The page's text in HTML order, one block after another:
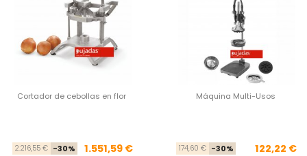
Cortador de cebollas en flor
Precio base
2.216,55 € -30% Precio
1.551,59 €
Máquina Multi-Usos
174,60 € -30% 122,22 €